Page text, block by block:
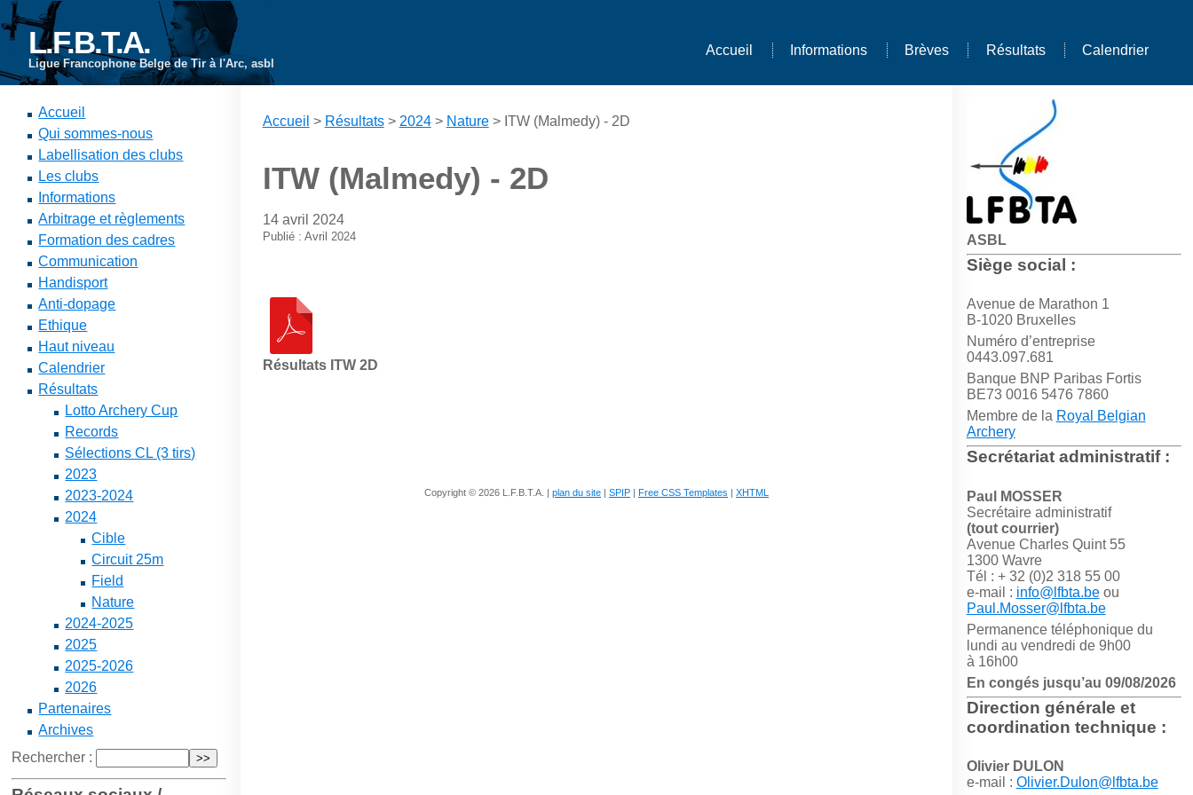
L.F.B.T.A.
Ligue Francophone Belge de Tir à l'Arc, asbl
Accueil Informations Brèves Résultats Calendrier
ASBL
Siège social :
Avenue de Marathon 1
B-1020 Bruxelles
Numéro d’entreprise
0443.097.681
Banque BNP Paribas Fortis
BE73 0016 5476 7860
Membre de la Royal Belgian
Archery
Secrétariat administratif :
Paul MOSSER
Secrétaire administratif
(tout courrier)
Avenue Charles Quint 55
1300 Wavre
Tél : + 32 (0)2 318 55 00
e-mail : info@lfbta.beou
Paul.Mosser@lfbta.be
Permanence téléphonique du
lundi au vendredi de 9h00
à 16h00
En congés jusqu’au 09/08/2026
Direction générale et
coordination technique :
Olivier DULON
e-mail : Olivier.Dulon@lfbta.be
Accueil
Qui sommes-nous
Labellisation des clubs
Les clubs
Informations
Arbitrage et règlements
Formation des cadres
Communication
Handisport
Anti-dopage
Ethique
Haut niveau
Calendrier
Résultats
Lotto Archery Cup
Records
Sélections CL (3 tirs)
2023
2023-2024
2024
Cible
Circuit 25m
Field
Nature
2024-2025
2025
2025-2026
2026
Partenaires
Archives
Rechercher :
Accueil > Résultats> 2024> Nature> ITW (Malmedy) - 2D
ITW (Malmedy) - 2D
14 avril 2024
Publié : Avril 2024
Résultats ITW 2D
Copyright © 2026 L.F.B.T.A. | plan du site | SPIP | Free CSS Templates | XHTML